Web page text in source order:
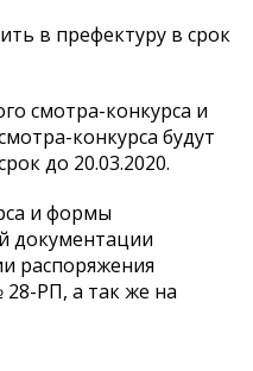
в префектуру в срок
смотра-конкурса и
конкурса будут
до 20.03.2020.
и формы
документации
распоряжения
РП, а так же на